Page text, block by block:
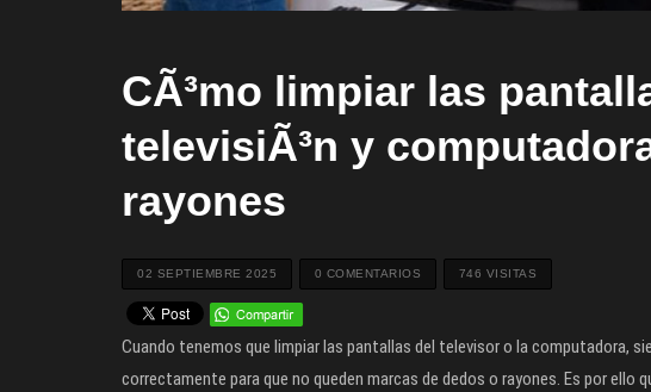
CÃ³mo limpiar las
televisiÃ³n y
rayones
02 SEPTIEMBRE 2025 0 COMENTARIOS 746 VISITAS
Cuando tenemos que limpiar las pantallas del televisor o la computadora,
correctamente para que no queden marcas de dedos o rayones. Es por ello